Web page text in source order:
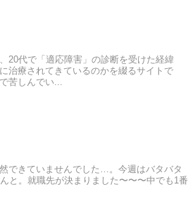
20代で「適応障害」の診断を受けた経緯
治療されてきているのかを綴るサイトで
苦しんでい...
できていませんでした…。今週はバタバタ
と。就職先が決まりました〜〜〜中でも1番